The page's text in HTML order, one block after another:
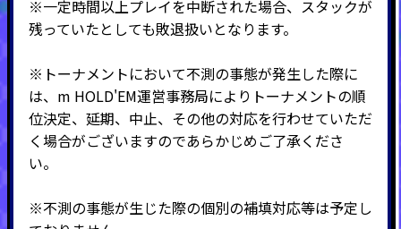
※一定時間以上プレイを中断された場合、スタックが
残っていたとしても敗退扱いとなります。
※トーナメントにおいて不測の事態が発生した際に
は、m HOLD'EM運営事務局によりトーナメントの順
位決定、延期、中止、その他の対応を行わせていただ
く場合がございますのであらかじめご了承くださ
い。
※不測の事態が生じた際の個別の補填対応等は予定し